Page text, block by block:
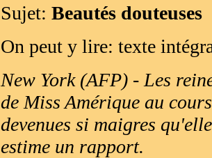
Sujet: Beautés douteuses
On peut y lire: texte
New York (AFP) - Les
de Miss Amérique au
devenues si maigres
estime un rapport.